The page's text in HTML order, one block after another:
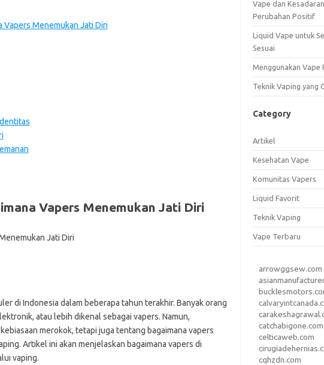
Vapers Menemukan Jati Diri
Vapers Menemukan Jati Diri
di Indonesia dalam beberapa tahun terakhir. Banyak orang
atau lebih dikenal sebagai vapers. Namun,
merokok, tetapi juga tentang bagaimana vapers
Artikel ini akan menjelaskan bagaimana vapers di
vaping.
Vape dan
Perubahan Positif
Liquid Vape untuk
Sesuai
Menggunakan
Teknik Vaping yang
Category
Artikel
Kesehatan Vape
Komunitas Vapers
Liquid Favorit
Teknik Vaping
Vape Terbaru
arrowggsew.com
catchabigone.com
celticaweb.com
cqhzdn.com